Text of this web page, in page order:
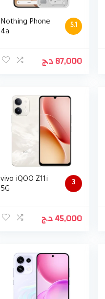
5.1
Nothing Phone
4a
87,000د.ج
3
vivo iQOO Z11i
5G
45,000د.ج